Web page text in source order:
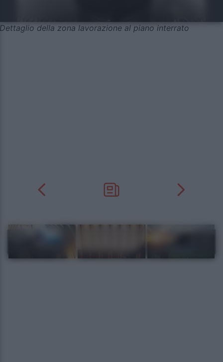
Dettaglio della zona lavorazione al piano interrato